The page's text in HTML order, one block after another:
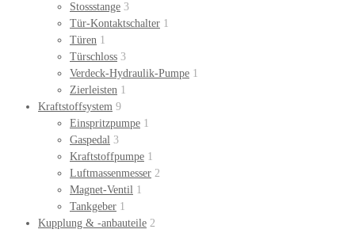
Stossstange 3
Tür-Kontaktschalter 1
Türen 1
Türschloss 3
Verdeck-Hydraulik-Pumpe 1
Zierleisten 1
Kraftstoffsystem 9
Einspritzpumpe 1
Gaspedal 3
Kraftstoffpumpe 1
Luftmassenmesser 2
Magnet-Ventil 1
Tankgeber 1
Kupplung & -anbauteile 2